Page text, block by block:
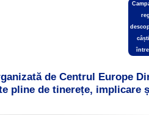
de Centrul Europe
pline de tinerețe, implicare